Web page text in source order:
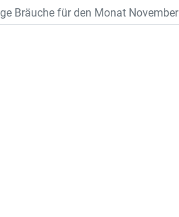
Bräuche für den Monat November